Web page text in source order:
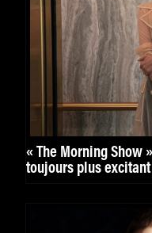
« The Morning Show
toujours plus excitant